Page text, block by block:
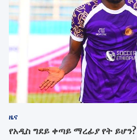
ዜና
የአዲስ ግደይ ቀጣይ ማረፊያ የት ይሆን?